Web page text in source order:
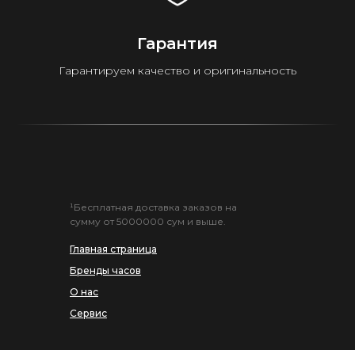
Гарантия
Гарантируем качество и оригинальность
Главная страница
Бренды часов
О нас
Сервис
¹Бесплатная доставка заказов на
сумму от 5000000 сум и выше.